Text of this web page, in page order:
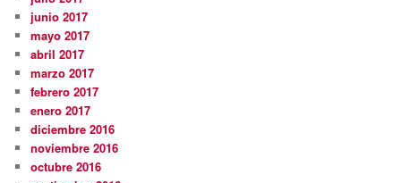
junio 2017
mayo 2017
abril 2017
marzo 2017
febrero 2017
enero 2017
diciembre 2016
noviembre 2016
octubre 2016